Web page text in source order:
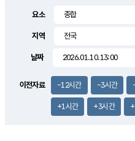
1.5m/s
요소
지역
날짜
이전자료 -12시간 -3시간
+1시간 +3시간